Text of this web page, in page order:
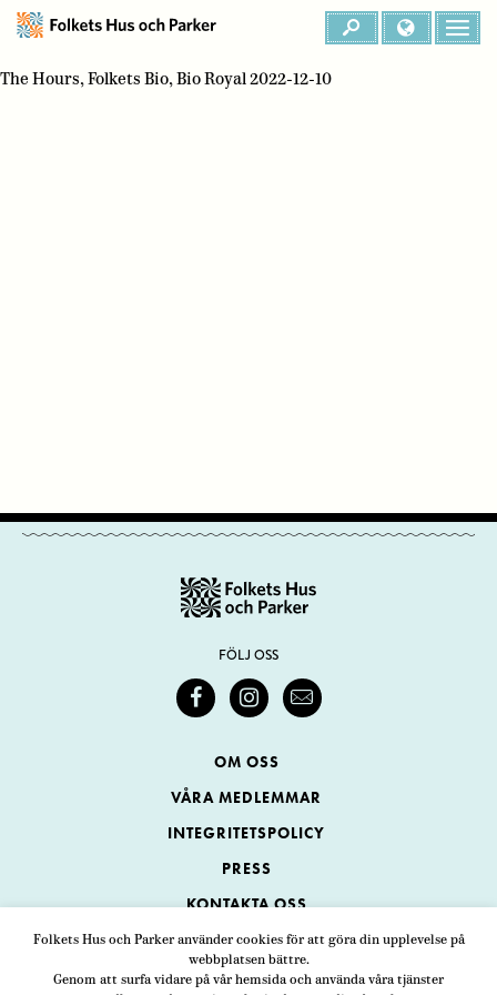
Folkets Hus och Parker använder cookies för att göra din upplevelse på
webbplatsen bättre.
Genom att surfa vidare på vår hemsida och använda våra tjänster
The Hours, Folkets Bio, Bio Royal 2022-12-10
FÖLJ OSS
OM OSS
VÅRA MEDLEMMAR
INTEGRITETSPOLICY
PRESS
KONTAKTA OSS
Folkets Hus och Parker